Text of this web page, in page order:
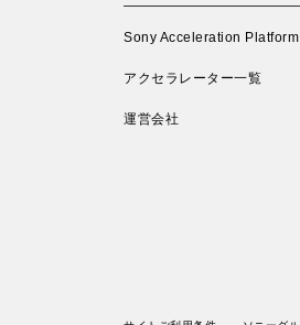
Sony Acceleration Platform
アクセラレーター一覧
運営会社